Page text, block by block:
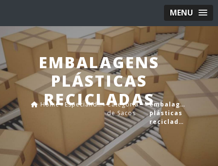
MENU
EMBALAGENS
PLÁSTICAS
RECICLADAS
Home» Especialidades»Categoria
de Sacos
»embalagens
plásticas
recicladas